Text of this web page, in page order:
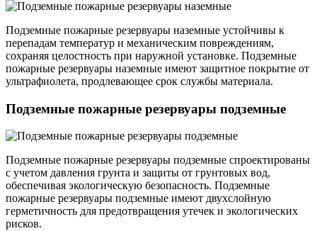
Подземные пожарные резервуары наземные устойчивы к
перепадам температур и механическим повреждениям,
сохраняя целостность при наружной установке. Подземные
пожарные резервуары наземные имеют защитное покрытие от
ультрафиолета, продлевающее срок службы материала.
Подземные пожарные резервуары подземные
Подземные пожарные резервуары подземные спроектированы
с учетом давления грунта и защиты от грунтовых вод,
обеспечивая экологическую безопасность. Подземные
пожарные резервуары подземные имеют двухслойную
герметичность для предотвращения утечек и экологических
рисков.